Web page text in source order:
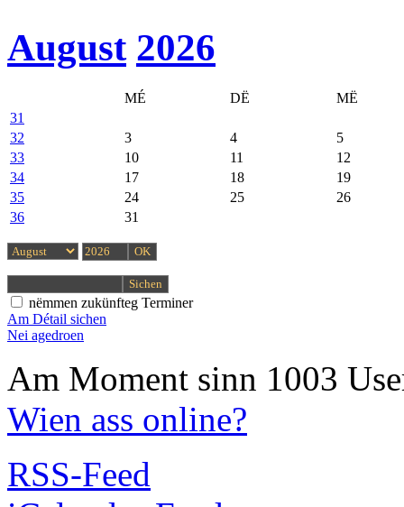
August 2026
MÉ DË
MË
31
32
3 4
5
33
10 11
12
34
17 18
19
35
24 25
26
36
31
nëmmen zukünfteg Terminer
Am Détail sichen
Nei agedroen
Am Moment sinn 1003
Wien ass online?
RSS-Feed